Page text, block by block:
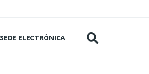
SEDE ELECTRÓNICA